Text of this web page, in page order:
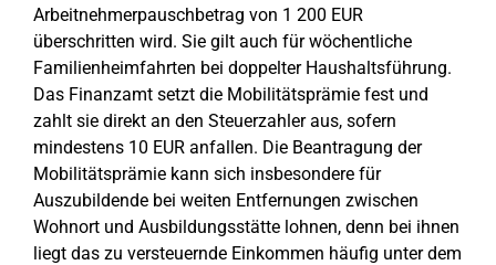
Arbeitnehmerpauschbetrag von 1 200 EUR
überschritten wird. Sie gilt auch für wöchentliche
Familienheimfahrten bei doppelter Haushaltsführung.
Das Finanzamt setzt die Mobilitätsprämie fest und
zahlt sie direkt an den Steuerzahler aus, sofern
mindestens 10 EUR anfallen. Die Beantragung der
Mobilitätsprämie kann sich insbesondere für
Auszubildende bei weiten Entfernungen zwischen
Wohnort und Ausbildungsstätte lohnen, denn bei ihnen
liegt das zu versteuernde Einkommen häufig unter dem